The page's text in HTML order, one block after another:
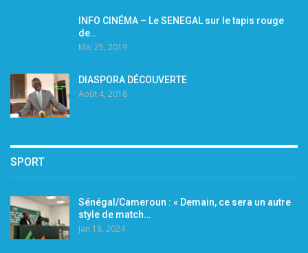
INFO CINÉMA – Le SENEGAL sur le tapis rouge
de…
Mai 25, 2019
DIASPORA DÉCOUVERTE
Août 4, 2018
SPORT
Sénégal/Cameroun : « Demain, ce sera un autre
style de match…
Jan 18, 2024